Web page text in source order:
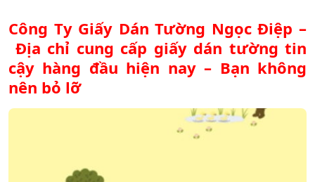
Công Ty Giấy Dán Tường Ngọc Điệp –
Địa chỉ cung cấp giấy dán tường tin
cậy hàng đầu hiện nay – Bạn không
nên bỏ lỡ